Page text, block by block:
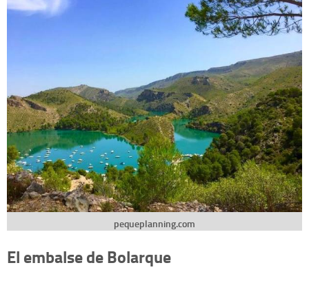
pequeplanning.com
El embalse de Bolarque